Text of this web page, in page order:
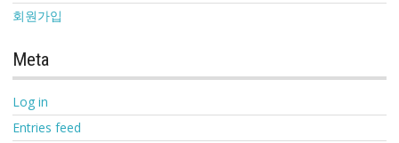
회원가입
Meta
Log in
Entries feed